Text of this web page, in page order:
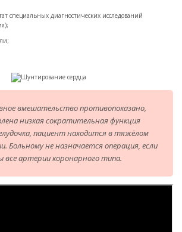
специальных диагностических исследований
вмешательство противопоказано,
низкая сократительная функция
пациент находится в тяжёлом
Больному не назначается операция, если
все артерии коронарного типа.